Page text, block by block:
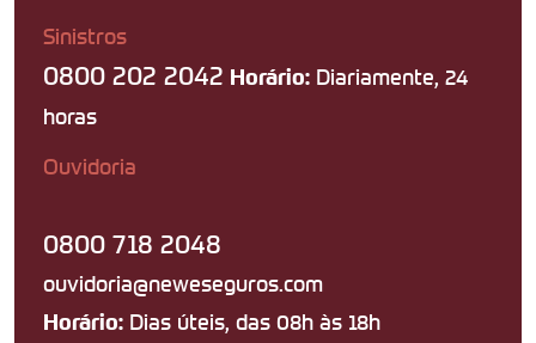
Sinistros
0800 202 2042 Horário: Diariamente, 24
horas
Ouvidoria
0800 718 2048
ouvidoria@neweseguros.com
Horário: Dias úteis, das 08h às 18h